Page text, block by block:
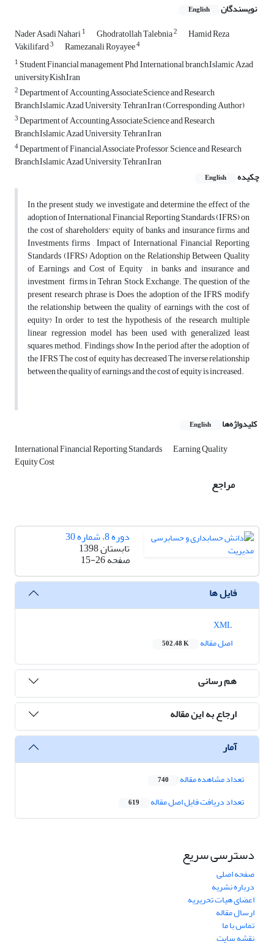
نویسندگان English
Nader Asadi Nahari1 Ghodratollah Talebnia2 Hamid Reza
Vakilifard3 Ramezanali Royayee4
1 Student Financial management Phd ,International branch,Islamic Azad
university,Kish,Iran
2Department of Accounting,Associate,Science and Research
Branch,Islamic Azad University, Tehran,Iran (Corresponding Author)
3Department of Accounting,Associate,Science and Research
Branch,Islamic Azad University, Tehran,Iran
4Department of Financial,Associate Professor, Science and Research
Branch,Islamic Azad University, Tehran,Iran
چکیده
English
In the present study, we investigate and determine the effect of the
adoption of International Financial Reporting Standards (IFRS) on
the cost of shareholders' equity of banks and insurance firms and
Investments firms , Impact of International Financial Reporting
Standards (IFRS) Adoption on the Relationship Between Quality
of Earnings and Cost of Equity , in banks and insurance and
investment firms in Tehran Stock Exchange. The question of the
present research phrase is Does the adoption of the IFRS modify
the relationship between the quality of earnings with the cost of
equity? In order to test the hypothesis of the research, multiple
linear regression model has been used with generalized least
squares method. Findings show In the period after the adoption of
the IFRS The cost of equity has decreased The inverse relationship
between the quality of earnings and the cost of equity is increased.
کلیدواژه‌ها English
International Financial Reporting Standards Earning Quality
Equity Cost
مراجع
دوره 8، شماره 30
تابستان 1398
صفحه15-26
فایل ها
اصل مقاله
502.48 K
هم رسانی
ارجاع به این مقاله
آمار
تعداد مشاهده مقاله 740
تعداد دریافت فایل اصل مقاله 619
دسترسی سریع
صفحه اصلی
درباره نشریه
اعضای هیات تحریریه
ارسال مقاله
تماس با ما
نقشه سایت